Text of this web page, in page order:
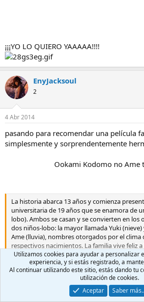
¡¡¡YO LO QUIERO YAAAAA!!!!
EnyJacksoul
2
4 Abr 2014
pasando para recomendar una película
simplesmente y sorprendentemente
Ookami Kodomo no Ame
La historia abarca 13 años y comienza
universitaria de 19 años que se enamora de
lobo). Ambos se casan y se convierten en los
dos niños-lobo: la mayor llamada Yuki
Ame (lluvia), nombres otorgados por el clima
respectivos nacimientos. La familia vive feliz
ciudad ocultando la verdadera naturaleza de
cuando el cabeza de la familia muere, Hana
pueblecito alejado de la ciudad.
Haz clic para expandir...
Utilizamos cookies para ayudar a personalizar
experiencia, y si estás registrado, a
Al continuar utilizando este sitio, estás dando tu
utilización de cookies.
Aceptar
Saber